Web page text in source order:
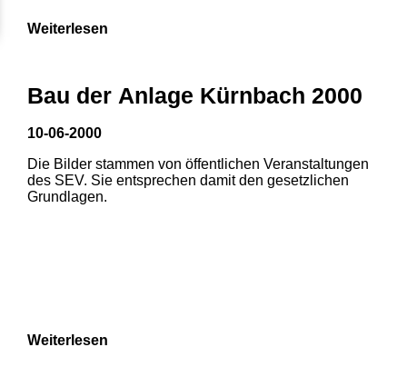
Weiterlesen
Bau der Anlage Kürnbach 2000
10-06-2000
Die Bilder stammen von öffentlichen Veranstaltungen
des SEV. Sie entsprechen damit den gesetzlichen
Grundlagen.
Weiterlesen